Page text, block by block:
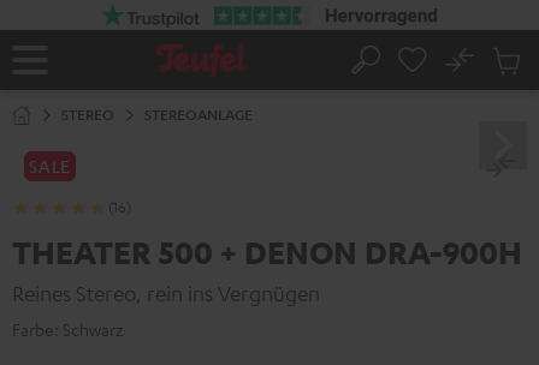
Startseite
Suche
No
STEREO STEREOANLAGE
SALE
(16)
THEATER 500 + DENON DRA-900H
Reines Stereo, rein ins Vergnügen
Farbe: Schwarz